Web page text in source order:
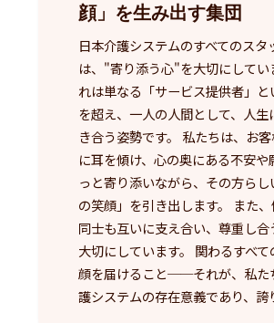
顔」を生み出す集団
日本介護システムのすべてのスタ
は、"寄り添う心"を大切にしてい
れは単なる「サービス提供者」と
を超え、一人の人間として、人生
き合う姿勢です。 私たちは、お
に耳を傾け、心の奥にある不安や
っと寄り添いながら、その方ら
の笑顔」を引き出します。 また
同士も互いに支え合い、尊重し合
大切にしています。 関わるすべ
顔を届けること──それが、私た
護システムの存在意義であり、誇